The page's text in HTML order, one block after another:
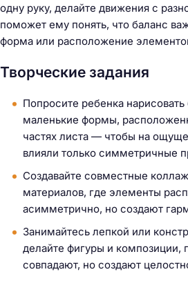
одну руку, делайте движения с
поможет ему понять, что баланс
форма или расположение
Творческие задания
Попросите ребенка
маленькие формы,
частях листа — чтобы на
влияли только симметричные
Создавайте совместные
материалов, где элементы
асимметрично, но создают
Занимайтесь лепкой или
делайте фигуры и композиции,
совпадают, но создают